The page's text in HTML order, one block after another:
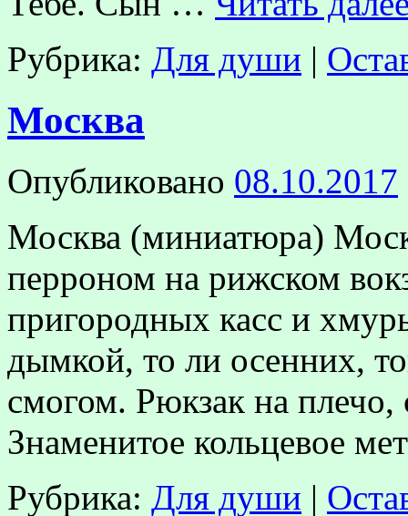
Рубрика: Для души |
Москва
Опубликовано 08.10.2017
Москва (миниатюра)
перроном на рижском
пригородных касс и
дымкой, то ли осенних,
смогом. Рюкзак на плечо,
Знаменитое кольцевое
Рубрика: Для души |